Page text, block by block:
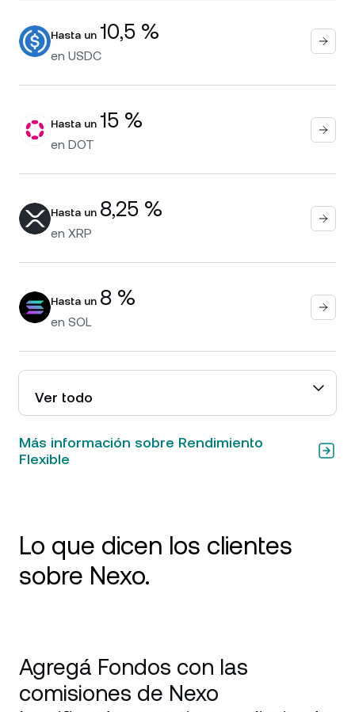
Hasta un 10,5 %
en USDC
Hasta un 15 %
en DOT
Hasta un 8,25 %
en XRP
Hasta un 8 %
en SOL
Ver todo
Más información sobre Rendimiento
Flexible
Lo que dicen los clientes
sobre Nexo.
Nexo principalmente por la tarjeta de crédito y
la función Earn, y fue impecable. La tarjeta
funciona muy bien para los gastos diarios y
Agregá Fondos con las
comisiones de Nexo